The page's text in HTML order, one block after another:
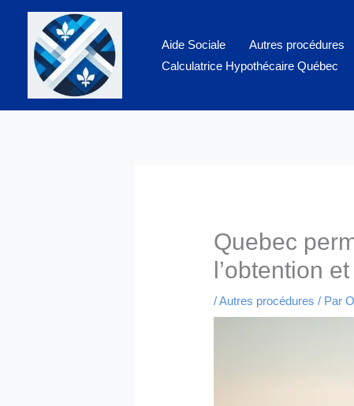
contenu
Aide Sociale Autres procédures
Calculatrice Hypothécaire Québec
Quebec
l’obtention
/Autres procédures / Par